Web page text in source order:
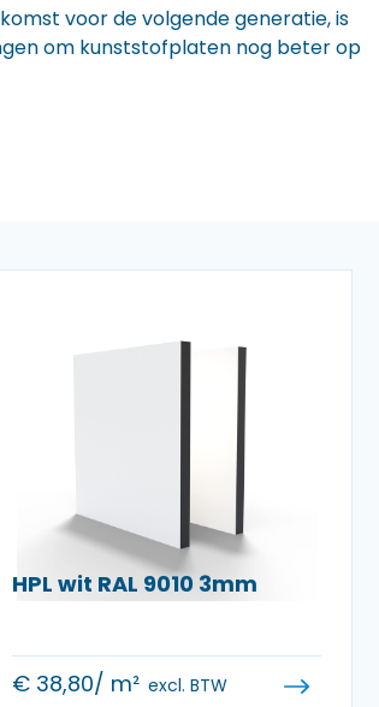
voor de volgende generatie, is
om kunststofplaten nog beter op
HPL wit RAL 9010 3mm
€ 38,80/ m² excl. BTW